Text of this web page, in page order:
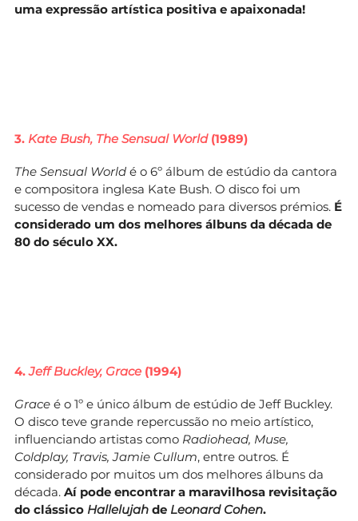
uma expressão artística positiva e apaixonada!
3. Kate Bush, The Sensual World(1989)
The Sensual World é o 6º álbum de estúdio da cantora
e compositora inglesa Kate Bush. O disco foi um
sucesso de vendas e nomeado para diversos prémios. É
considerado um dos melhores álbuns da década de
80 do século XX.
4.Jeff Buckley, Grace (1994)
Grace é o 1º e único álbum de estúdio de Jeff Buckley.
O disco teve grande repercussão no meio artístico,
influenciando artistas como Radiohead, Muse,
Coldplay, Travis, Jamie Cullum, entre outros. É
considerado por muitos um dos melhores álbuns da
década. Aí pode encontrar a maravilhosa revisitação
do clássico Hallelujah de Leonard Cohen.